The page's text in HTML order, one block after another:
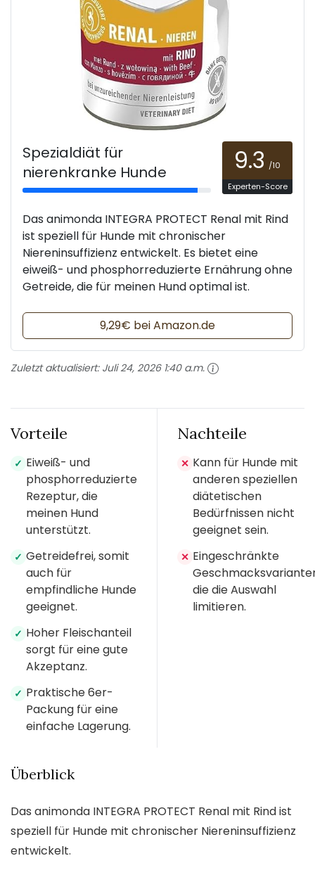
Spezialdiät für
nierenkranke Hunde
9.3 /10
Experten-Score
Das animonda INTEGRA PROTECT Renal mit Rind
ist speziell für Hunde mit chronischer
Niereninsuffizienz entwickelt. Es bietet eine
eiweiß- und phosphorreduzierte Ernährung ohne
Getreide, die für meinen Hund optimal ist.
9,29€ bei Amazon.de
Zuletzt aktualisiert: Juli 24, 2026 1:40 a.m.
Vorteile
✓ Eiweiß- und
phosphorreduzierte
Rezeptur, die
meinen Hund
unterstützt.
✓ Getreidefrei, somit
auch für
empfindliche Hunde
geeignet.
✓ Hoher Fleischanteil
sorgt für eine gute
Akzeptanz.
✓ Praktische 6er-
Packung für eine
einfache Lagerung.
Nachteile
✕ Kann für Hunde mit
anderen speziellen
diätetischen
Bedürfnissen nicht
geeignet sein.
✕ Eingeschränkte
die die Auswahl
limitieren.
Überblick
Das animonda INTEGRA PROTECT Renal mit Rind ist
speziell für Hunde mit chronischer Niereninsuffizienz
entwickelt.